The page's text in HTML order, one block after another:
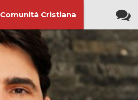
Comunità Cristiana